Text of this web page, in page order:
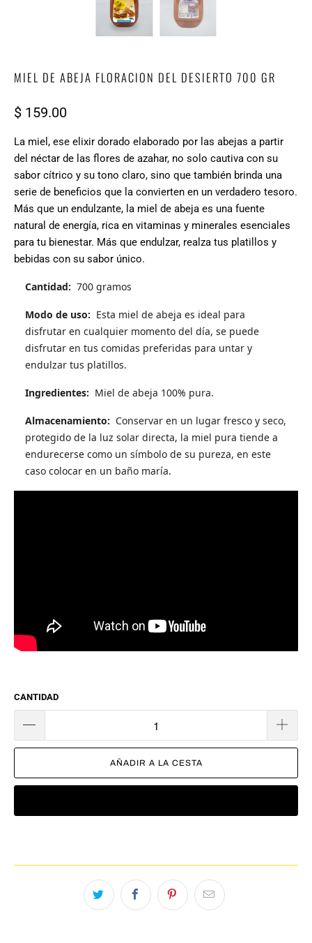
MIEL DE ABEJA FLORACION DEL DESIERTO 700 GR
$ 159.00
La miel, ese elixir dorado elaborado por las abejas a partir
del néctar de las flores de azahar, no solo cautiva con su
sabor cítrico y su tono claro, sino que también brinda una
serie de beneficios que la convierten en un verdadero tesoro.
Más que un endulzante, la miel de abeja es una fuente
natural de energía, rica en vitaminas y minerales esenciales
para tu bienestar. Más que endulzar, realza tus platillos y
bebidas con su sabor único.
Cantidad: 700 gramos
Modo de uso: Esta miel de abeja es ideal para
disfrutar en cualquier momento del día, se puede
disfrutar en tus comidas preferidas para untar y
endulzar tus platillos.
Ingredientes: Miel de abeja 100% pura.
Almacenamiento: Conservar en un lugar fresco y seco,
protegido de la luz solar directa, la miel pura tiende a
endurecerse como un símbolo de su pureza, en este
caso colocar en un baño maría.
CANTIDAD
AÑADIR A LA CESTA